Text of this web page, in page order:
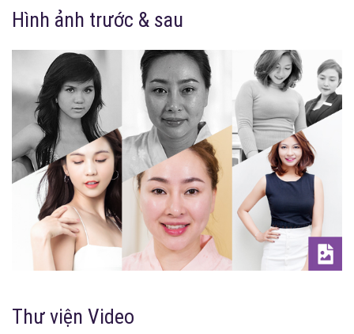
Hình ảnh trước & sau
Thư viện Video